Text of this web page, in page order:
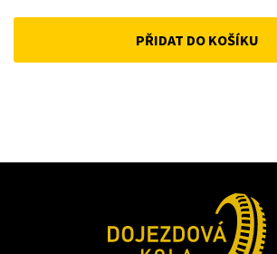
price
was:
price
is:
PŘIDAT DO KOŠÍKU